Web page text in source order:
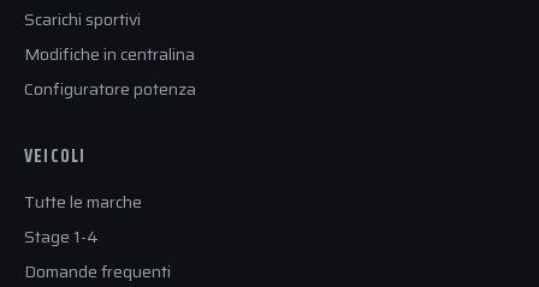
Scarichi sportivi
Modifiche in centralina
Configuratore potenza
VEICOLI
Tutte le marche
Stage 1-4
Domande frequenti